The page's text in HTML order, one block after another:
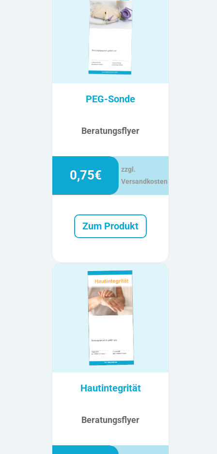
PEG-Sonde
Beratungsflyer
0,75€
zzgl.
Versandkosten
Zum Produkt
Hautintegrität
Beratungsflyer